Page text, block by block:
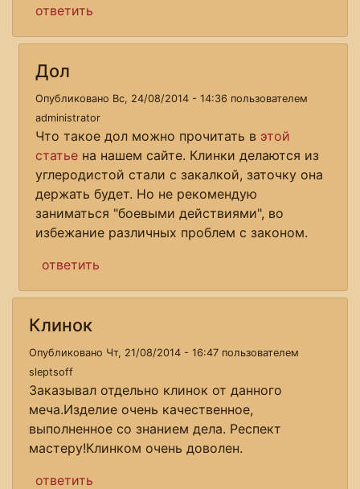
ответить
Дол
Опубликовано Вс, 24/08/2014 - 14:36 пользователем
administrator
Что такое дол можно прочитать в этой
статье на нашем сайте. Клинки делаются из
углеродистой стали с закалкой, заточку она
держать будет. Но не рекомендую
заниматься "боевыми действиями", во
избежание различных проблем с законом.
ответить
Клинок
Опубликовано Чт, 21/08/2014 - 16:47 пользователем
sleptsoff
Заказывал отдельно клинок от данного
меча.Изделие очень качественное,
выполненное со знанием дела. Респект
мастеру!Клинком очень доволен.
ответить